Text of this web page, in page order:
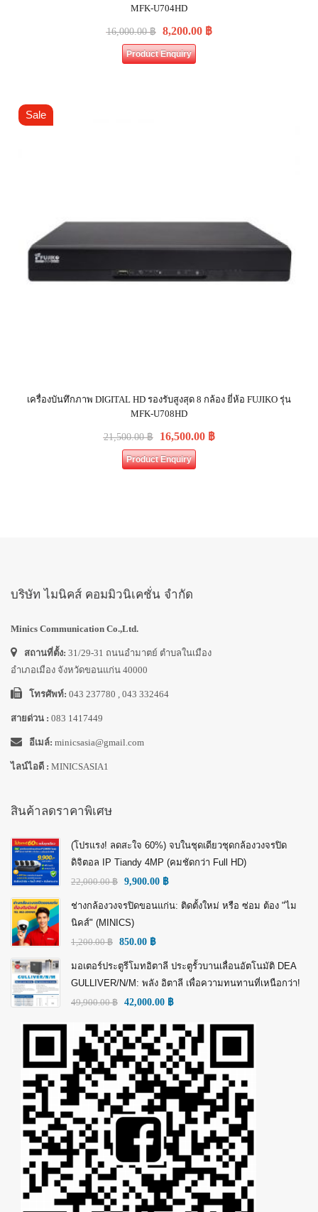
MFK-U704HD
16,000.00฿ 8,200.00 ฿
Product Enquiry
Sale
เครื่องบันทึกภาพ DIGITAL HD รองรับสูงสุด 8 กล้อง ยี่ห้อ FUJIKO รุ่น
MFK-U708HD
21,500.00฿ 16,500.00 ฿
Product Enquiry
บริษัท ไมนิคส์ คอมมิวนิเคชั่น จำกัด
Minics Communication Co.,Ltd.
สถานที่ตั้ง: 31/29-31 ถนนอำมาตย์ ตำบลในเมือง
อำเภอเมือง จังหวัดขอนแก่น 40000
โทรศัพท์: 043 237780 , 043 332464
สายด่วน : 083 1417449
อีเมล์: minicsasia@gmail.com
ไลน์ไอดี : MINICSASIA1
สินค้าลดราคาพิเศษ
(โปรแรง! ลดสะใจ 60%) จบในชุดเดียวชุดกล้องวงจรปิด
ดิจิตอล IP Tiandy 4MP (คมชัดกว่า Full HD)
22,000.00฿ 9,900.00 ฿
ช่างกล้องวงจรปิดขอนแก่น: ติดตั้งใหม่ หรือ ซ่อม ต้อง "ไม
นิคส์" (MINICS)
1,200.00฿ 850.00 ฿
มอเตอร์ประตูรีโมทอิตาลี ประตูรั้วบานเลื่อนอัตโนมัติ DEA
GULLIVER/N/M: พลัง อิตาลี เพื่อความทนทานที่เหนือกว่า!
49,900.00฿ 42,000.00 ฿